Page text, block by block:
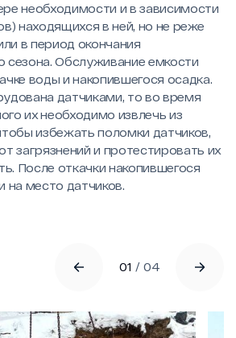
необходимости и в зависимости
находящихся в ней, но не реже
в период окончания
сезона. Обслуживание емкости
воды и накопившегося осадка.
датчиками, то во время
их необходимо извлечь из
избежать поломки датчиков,
загрязнений и протестировать их
После откачки накопившегося
на место датчиков.
01 / 04